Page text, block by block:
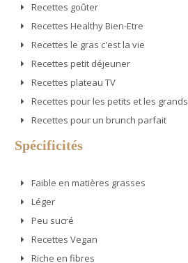
Recettes goûter
Recettes Healthy Bien-Etre
Recettes le gras c'est la vie
Recettes petit déjeuner
Recettes plateau TV
Recettes pour les petits et les grands
Recettes pour un brunch parfait
Spécificités
Faible en matières grasses
Léger
Peu sucré
Recettes Vegan
Riche en fibres